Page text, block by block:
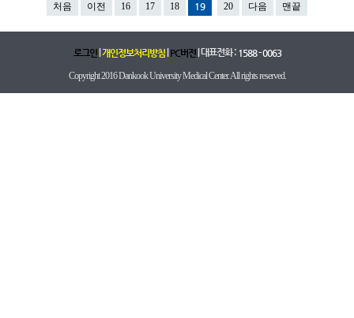
처음 이전 16 17 18 19 20 다음 맨끝
로그인|개인정보처리방침|PC버전| 대표전화 : 1588 - 0063
Copyright 2016 Dankook University Medical Center. All rights reserved.